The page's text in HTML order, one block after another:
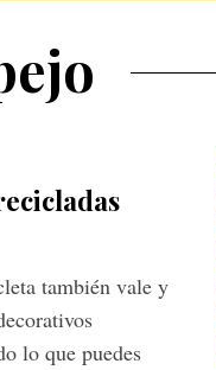
también vale y
lo que puedes